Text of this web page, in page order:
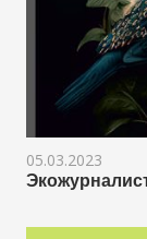
05.03.2023